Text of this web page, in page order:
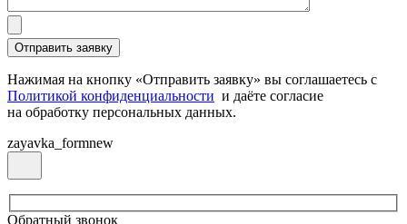
Нажимая на кнопку «Отправить заявку» вы соглашаетесь с
Политикой конфиденциальности и даёте согласие
на обработку персональных данных.
zayavka_formnew
Обратный звонок